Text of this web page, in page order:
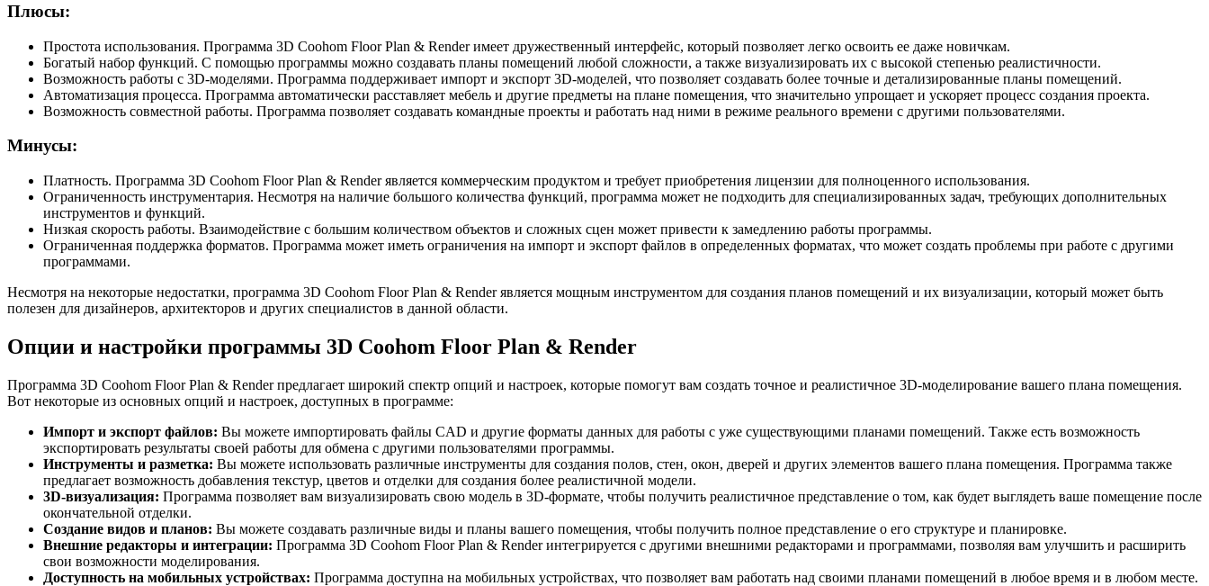
Плюсы:
Простота использования. Программа 3D Coohom Floor Plan & Render имеет дружественный интерфейс, который позволяет легко освоить ее даже новичкам.
Богатый набор функций. С помощью программы можно создавать планы помещений любой сложности, а также визуализировать их с высокой степенью реалистичности.
Возможность работы с 3D-моделями. Программа поддерживает импорт и экспорт 3D-моделей, что позволяет создавать более точные и детализированные планы помещений.
Автоматизация процесса. Программа автоматически расставляет мебель и другие предметы на плане помещения, что значительно упрощает и ускоряет процесс создания проекта.
Возможность совместной работы. Программа позволяет создавать командные проекты и работать над ними в режиме реального времени с другими пользователями.
Минусы:
Платность. Программа 3D Coohom Floor Plan & Render является коммерческим продуктом и требует приобретения лицензии для полноценного использования.
Ограниченность инструментария. Несмотря на наличие большого количества функций, программа может не подходить для специализированных задач, требующих дополнительных
инструментов и функций.
Низкая скорость работы. Взаимодействие с большим количеством объектов и сложных сцен может привести к замедлению работы программы.
Ограниченная поддержка форматов. Программа может иметь ограничения на импорт и экспорт файлов в определенных форматах, что может создать проблемы при работе с другими
программами.
Несмотря на некоторые недостатки, программа 3D Coohom Floor Plan & Render является мощным инструментом для создания планов помещений и их визуализации, который может быть
полезен для дизайнеров, архитекторов и других специалистов в данной области.
Опции и настройки программы 3D Coohom Floor Plan & Render
Программа 3D Coohom Floor Plan & Render предлагает широкий спектр опций и настроек, которые помогут вам создать точное и реалистичное 3D-моделирование вашего плана помещения.
Вот некоторые из основных опций и настроек, доступных в программе:
Импорт и экспорт файлов: Вы можете импортировать файлы CAD и другие форматы данных для работы с уже существующими планами помещений. Также есть возможность
экспортировать результаты своей работы для обмена с другими пользователями программы.
Инструменты и разметка: Вы можете использовать различные инструменты для создания полов, стен, окон, дверей и других элементов вашего плана помещения. Программа также
предлагает возможность добавления текстур, цветов и отделки для создания более реалистичной модели.
3D-визуализация: Программа позволяет вам визуализировать свою модель в 3D-формате, чтобы получить реалистичное представление о том, как будет выглядеть ваше помещение после
окончательной отделки.
Создание видов и планов: Вы можете создавать различные виды и планы вашего помещения, чтобы получить полное представление о его структуре и планировке.
Внешние редакторы и интеграции: Программа 3D Coohom Floor Plan & Render интегрируется с другими внешними редакторами и программами, позволяя вам улучшить и расширить
свои возможности моделирования.
Доступность на мобильных устройствах: Программа доступна на мобильных устройствах, что позволяет вам работать над своими планами помещений в любое время и в любом месте.